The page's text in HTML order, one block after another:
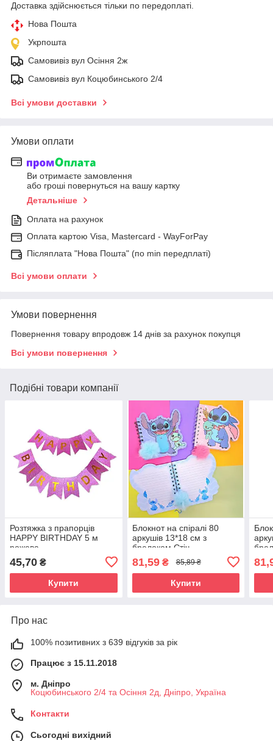
Доставка здійснюється тільки по передоплаті.
Нова Пошта
Укрпошта
Самовивіз вул Осіння 2ж
Самовивіз вул Коцюбинського 2/4
Всі умови доставки
Умови оплати
Ви отримаєте замовлення
або гроші повернуться на вашу картку
Детальніше
Оплата на рахунок
Оплата картою Visa, Mastercard - WayForPay
Післяплата "Нова Пошта" (по min передплаті)
Всі умови оплати
Умови повернення
Повернення товару впродовж 14 днів за рахунок покупця
Всі умови повернення
Подібні товари компанії
Розтяжка з прапорців
HAPPY BIRTHDAY 5 м
рожева
45,70 ₴
Купити
Блокнот на спіралі 80
аркушів 13*18 см з
брелоком Стіч
81,59₴ 85,89 ₴
Купити
Про нас
100% позитивних з 639 відгуків за рік
Працює з 15.11.2018
м. Дніпро
Коцюбинського 2/4 та Осіння 2д, Дніпро, Україна
Контакти
Сьогодні вихідний